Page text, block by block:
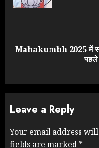
Next
Mahakumbh 2025 में
पहले
Leave a Reply
Your email address
fields are marked *